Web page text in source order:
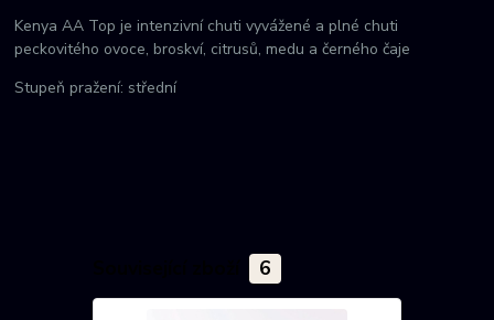
Kenya AA Top je intenzivní chuti vyvážené a plné chuti
peckovitého ovoce, broskví, citrusů, medu a černého čaje
Stupeň pražení: střední
6